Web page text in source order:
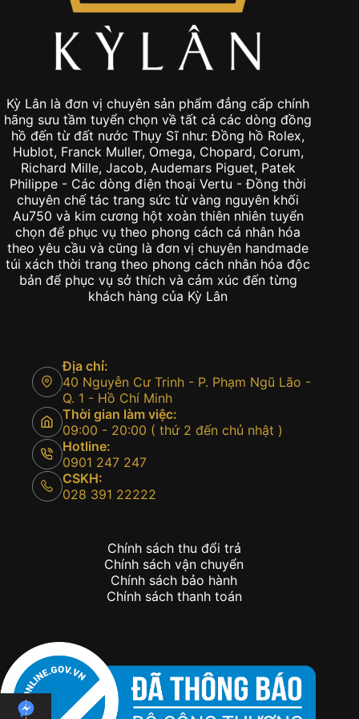
Kỳ Lân là đơn vị chuyên sản phẩm đẳng cấp chính
hãng sưu tầm tuyển chọn về tất cả các dòng đồng
hồ đến từ đất nước Thụy Sĩ như: Đồng hồ Rolex,
Hublot, Franck Muller, Omega, Chopard, Corum,
Richard Mille, Jacob, Audemars Piguet, Patek
Philippe - Các dòng điện thoại Vertu - Đồng thời
chuyên chế tác trang sức từ vàng nguyên khối
Au750 và kim cương hột xoàn thiên nhiên tuyển
chọn để phục vụ theo phong cách cá nhân hóa
theo yêu cầu và cũng là đơn vị chuyên handmade
túi xách thời trang theo phong cách nhân hóa độc
bản để phục vụ sở thích và cảm xúc đến từng
khách hàng của Kỳ Lân
Địa chỉ:
40 Nguyễn Cư Trinh - P. Phạm Ngũ Lão -
Q. 1 - Hồ Chí Minh
Thời gian làm việc:
09:00 - 20:00 ( thứ 2 đến chủ nhật )
Hotline:
0901 247 247
CSKH:
028 391 22222
Chính sách thu đổi trả
Chính sách vận chuyển
Chính sách bảo hành
Chính sách thanh toán